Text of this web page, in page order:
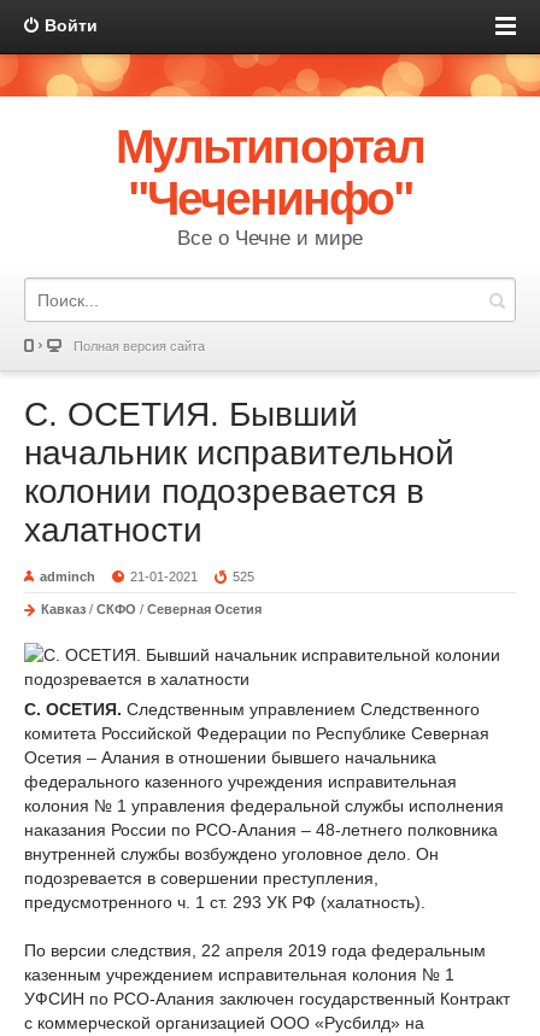
Войти
Мультипортал
"Чеченинфо"
Все о Чечне и мире
Полная версия сайта
С. ОСЕТИЯ. Бывший
начальник исправительной
колонии подозревается в
халатности
adminch 21-01-2021 525
Кавказ / СКФО / Северная Осетия
С. ОСЕТИЯ. Следственным управлением Следственного
комитета Российской Федерации по Республике Северная
Осетия – Алания в отношении бывшего начальника
федерального казенного учреждения исправительная
колония № 1 управления федеральной службы исполнения
наказания России по РСО-Алания – 48-летнего полковника
внутренней службы возбуждено уголовное дело. Он
подозревается в совершении преступления,
предусмотренного ч. 1 ст. 293 УК РФ (халатность).
По версии следствия, 22 апреля 2019 года федеральным
казенным учреждением исправительная колония № 1
УФСИН по РСО-Алания заключен государственный Контракт
с коммерческой организацией ООО «Русбилд» на